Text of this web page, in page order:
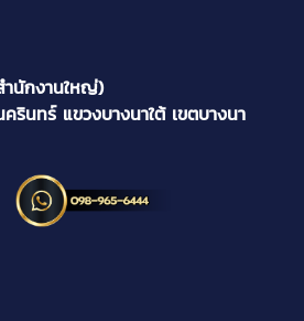
นักงานใหญ่)
นทร์ แขวงบางนาใต้ เขตบางนา